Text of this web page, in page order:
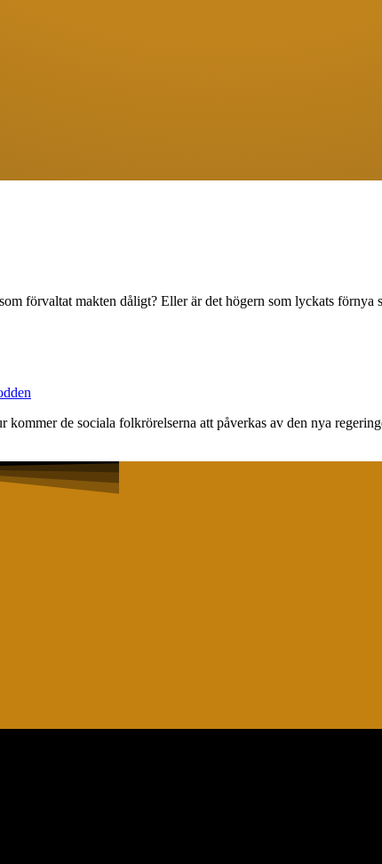
förvaltat makten dåligt? Eller är det högern som lyckats
de sociala folkrörelserna att påverkas av den nya